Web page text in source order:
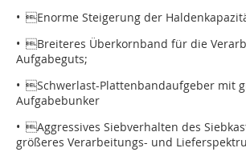
• Enorme Steigerung der
• Breiteres Überkornband für die
Aufgabeguts;
• Schwerlast-Plattenbandaufgeber mit
Aufgabebunker
• Aggressives Siebverhalten des
größeres Verarbeitungs- und